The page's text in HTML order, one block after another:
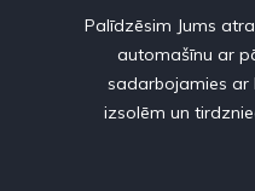
Palīdzēsim Jums
automašīnu ar
sadarbojamies ar
izsolēm un